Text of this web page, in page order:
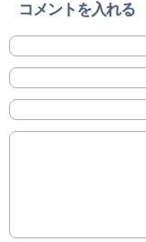
コメントを入れる